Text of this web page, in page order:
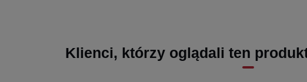
Klienci, którzy oglądali ten